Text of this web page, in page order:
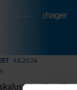
4.6.2026
siirtyvät